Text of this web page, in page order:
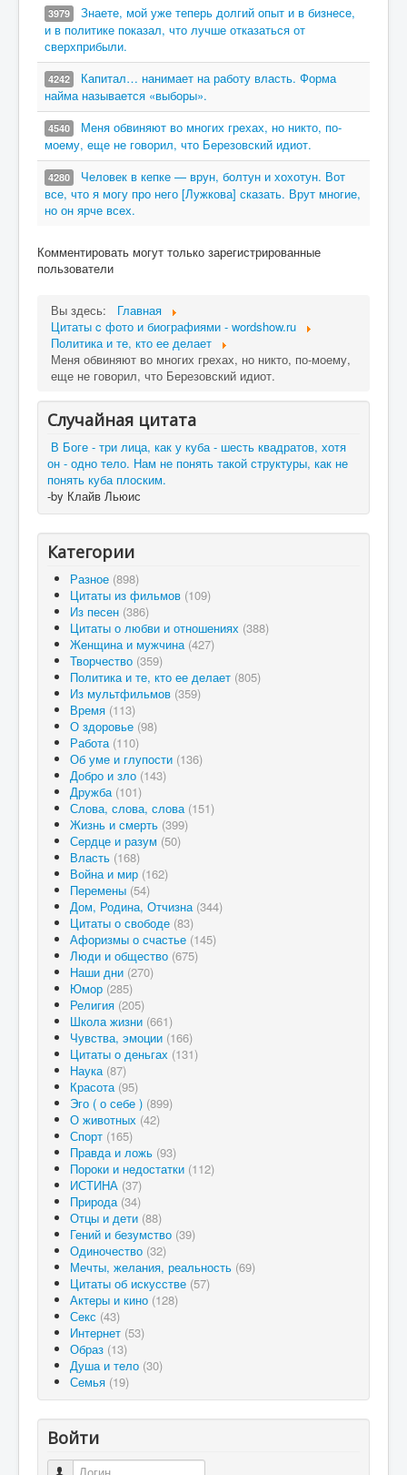
3979
Знаете, мой уже теперь долгий опыт и в бизнесе,
и в политике показал, что лучше отказаться от
сверхприбыли.
4242
Капитал… нанимает на работу власть. Форма
найма называется «выборы».
4540
Меня обвиняют во многих грехах, но никто, по-
моему, еще не говорил, что Березовский идиот.
4280
Человек в кепке — врун, болтун и хохотун. Вот
все, что я могу про него [Лужкова] сказать. Врут многие,
но он ярче всех.
Комментировать могут только зарегистрированные
пользователи
Вы здесь:
Главная
Цитаты c фото и биографиями - wordshow.ru
Политика и те, кто ее делает
Меня обвиняют во многих грехах, но никто, по-моему,
еще не говорил, что Березовский идиот.
Случайная цитата
В Боге - три лица, как у куба - шесть квадратов, хотя
он - одно тело. Нам не понять такой структуры, как не
понять куба плоским.
-by Клайв Льюис
Категории
Разное (898)
Цитаты из фильмов (109)
Из песен (386)
Цитаты о любви и отношениях (388)
Женщина и мужчина (427)
Творчество (359)
Политика и те, кто ее делает (805)
Из мультфильмов (359)
Время (113)
О здоровье (98)
Работа (110)
Об уме и глупости (136)
Добро и зло (143)
Дружба (101)
Слова, слова, слова (151)
Жизнь и смерть (399)
Сердце и разум (50)
Власть (168)
Война и мир (162)
Перемены (54)
Дом, Родина, Отчизна (344)
Цитаты о свободе (83)
Афоризмы о счастье (145)
Люди и общество (675)
Наши дни (270)
Юмор (285)
Религия (205)
Школа жизни (661)
Чувства, эмоции (166)
Цитаты о деньгах (131)
Наука (87)
Красота (95)
Эго ( о себе ) (899)
О животных (42)
Спорт (165)
Правда и ложь (93)
Пороки и недостатки (112)
ИСТИНА (37)
Природа (34)
Отцы и дети (88)
Гений и безумство (39)
Одиночество (32)
Мечты, желания, реальность (69)
Цитаты об искусстве (57)
Актеры и кино (128)
Секс (43)
Интернет (53)
Образ (13)
Душа и тело (30)
Семья (19)
Войти